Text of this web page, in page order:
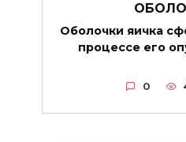
Оболочки яичка
процессе его
0